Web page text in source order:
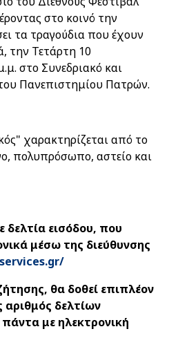
στο κοινό την
τα τραγούδια που έχουν
την Τετάρτη 10
στο Συνεδριακό και
Πανεπιστημίου Πατρών.
χαρακτηρίζεται από το
πολυπρόσωπο, αστείο και
δελτία εισόδου, που
μέσω της διεύθυνσης
θα δοθεί επιπλέον
αριθμός δελτίων
με ηλεκτρονική